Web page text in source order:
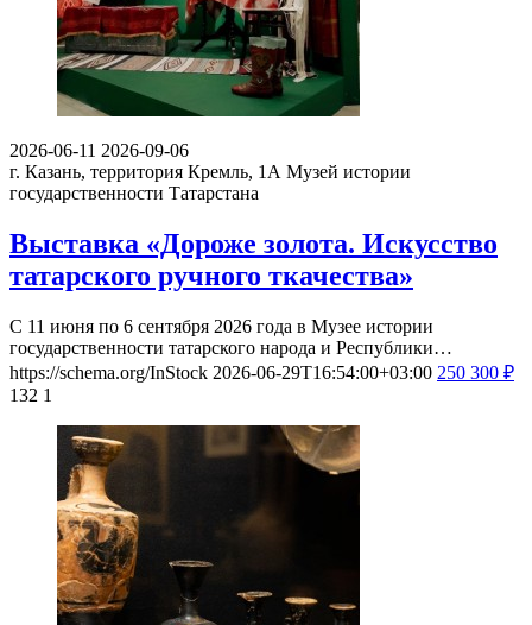
2026-06-11 2026-09-06
г. Казань, территория Кремль, 1А Музей истории
государственности Татарстана
Выставка «Дороже золота. Искусство
татарского ручного ткачества»
С 11 июня по 6 сентября 2026 года в Музее истории
государственности татарского народа и Республики…
https://schema.org/InStock 2026-06-29T16:54:00+03:00 250 300 ₽
132 1